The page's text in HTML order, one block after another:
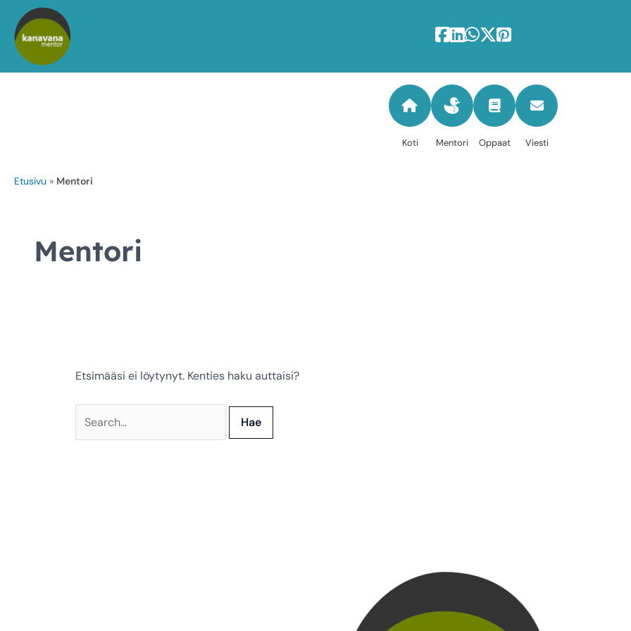
Koti Mentori Oppaat Viesti
Etusivu » Mentori
Mentori
Etsimääsi ei löytynyt. Kenties haku auttaisi?
for: